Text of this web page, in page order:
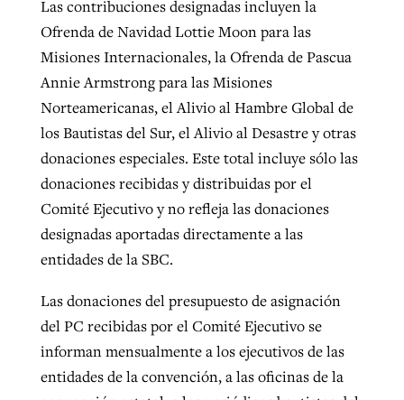
Las contribuciones designadas incluyen la
Ofrenda de Navidad Lottie Moon para las
Misiones Internacionales, la Ofrenda de Pascua
Annie Armstrong para las Misiones
Norteamericanas, el Alivio al Hambre Global de
los Bautistas del Sur, el Alivio al Desastre y otras
donaciones especiales. Este total incluye sólo las
donaciones recibidas y distribuidas por el
Comité Ejecutivo y no refleja las donaciones
designadas aportadas directamente a las
entidades de la SBC.
Las donaciones del presupuesto de asignación
del PC recibidas por el Comité Ejecutivo se
informan mensualmente a los ejecutivos de las
entidades de la convención, a las oficinas de la